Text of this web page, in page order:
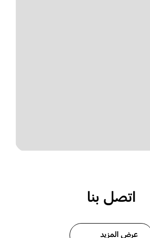
اتصل بنا
عرض المزيد